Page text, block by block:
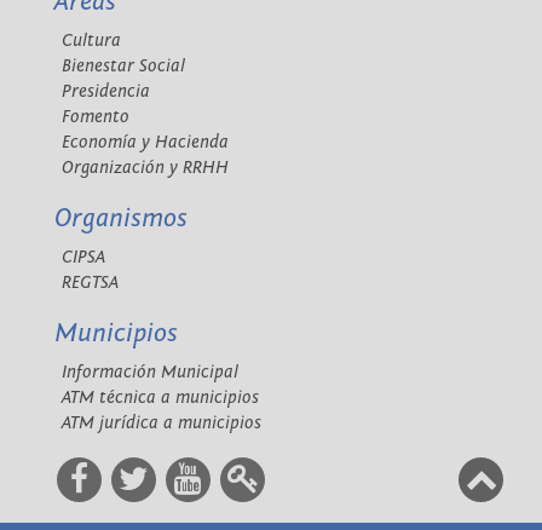
Cultura
Bienestar Social
Presidencia
Fomento
Economía y Hacienda
Organización y RRHH
Organismos
CIPSA
REGTSA
Municipios
Información Municipal
ATM técnica a municipios
ATM jurídica a municipios